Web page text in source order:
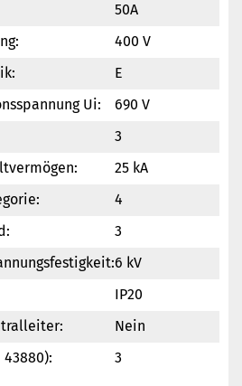
50A
400 V
E
Ui:
690 V
3
25 kA
4
3
6 kV
IP20
Nein
43880):
3